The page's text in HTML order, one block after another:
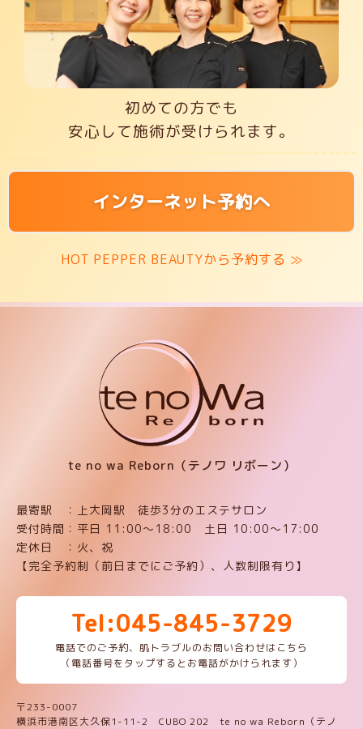
初めての方でも
安心して施術が受けられます。
インターネット予約へ
HOT PEPPER BEAUTYから予約する ≫
te no wa Reborn（テノワ リボーン）
最寄駅 ：上大岡駅 徒歩3分のエステサロン
受付時間：平日 11:00〜18:00 土日 10:00〜17:00
定休日 ：火、祝
【完全予約制（前日までにご予約）、人数制限有り】
Tel:045-845-3729
電話でのご予約、肌トラブルのお問い合わせはこちら
（電話番号をタップするとお電話がかけられます）
〒233-0007
横浜市港南区大久保1-11-2 CUBO 202 te no wa Reborn（テノ